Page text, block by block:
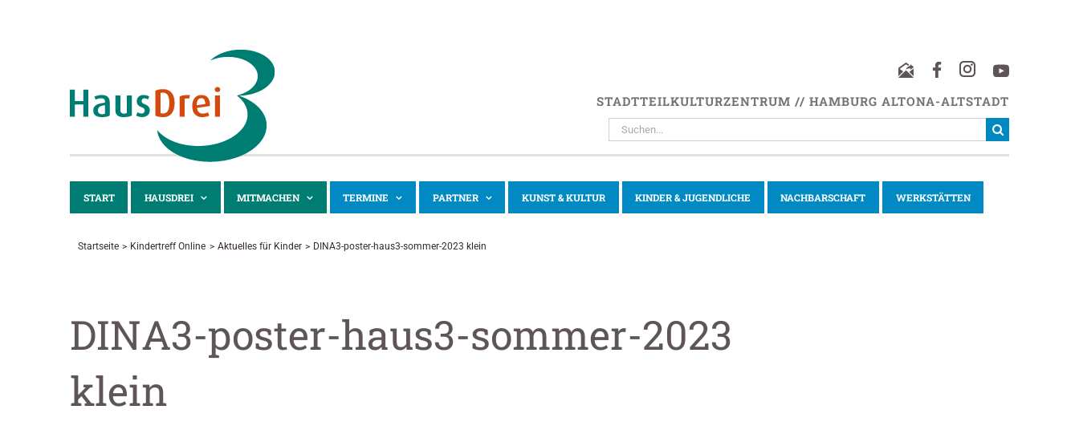
STADTTEILKULTURZENTRUM // HAMBURG ALTONA-ALTSTADT
SUCHE
NACH:
START HAUSDREI MITMACHEN TERMINE PARTNER KUNST & KULTUR KINDER & JUGENDLICHE NACHBARSCHAFT WERKSTÄTTEN
Startseite Kindertreff Online Aktuelles für Kinder DINA3-poster-haus3-sommer-2023 klein
DINA3-poster-haus3-sommer-2023
klein